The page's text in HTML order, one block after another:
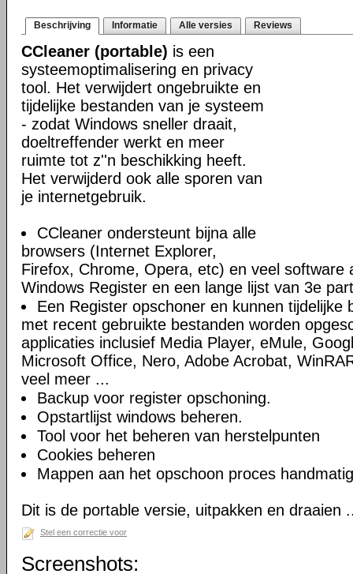
Beschrijving Informatie Alle versies Reviews
CCleaner (portable) is een
systeemoptimalisering en privacy
tool. Het verwijdert ongebruikte en
tijdelijke bestanden van je systeem
- zodat Windows sneller draait,
doeltreffender werkt en meer
ruimte tot z''n beschikking heeft.
Het verwijderd ook alle sporen van
je internetgebruik.
CCleaner ondersteunt bijna alle
browsers (Internet Explorer,
Firefox, Chrome, Opera, etc) en veel software
Windows Register en een lange lijst van 3e
Een Register opschoner en kunnen tijdelijke
met recent gebruikte bestanden worden
applicaties inclusief Media Player, eMule,
Microsoft Office, Nero, Adobe Acrobat,
veel meer ...
Backup voor register opschoning.
Opstartlijst windows beheren.
Tool voor het beheren van herstelpunten
Cookies beheren
Mappen aan het opschoon proces
Dit is de portable versie, uitpakken en draaien
Stel een correctie voor
Screenshots: